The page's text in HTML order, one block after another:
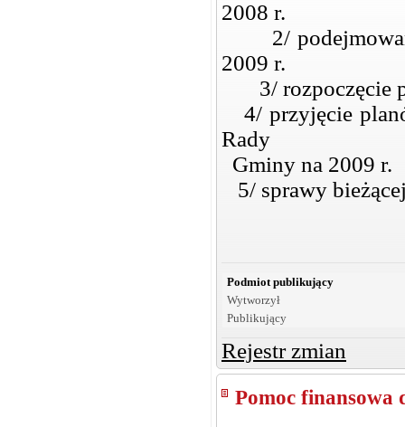
2008 r.
2/
2009 r.
3/ rozpoczęcie
4/ przyjęcie
Rady
Gminy na 2009 r.
5/ sprawy
Podmiot publikujący
Wytworzył
Publikujący
Rejestr zmian
Pomoc finansowa